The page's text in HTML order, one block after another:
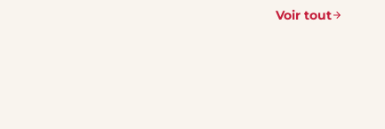
Voir tout